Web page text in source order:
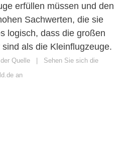
erfüllen müssen und den
Sachwerten, die sie
logisch, dass die großen
als die Kleinflugzeuge.
Quelle | Sehen Sie sich die
an